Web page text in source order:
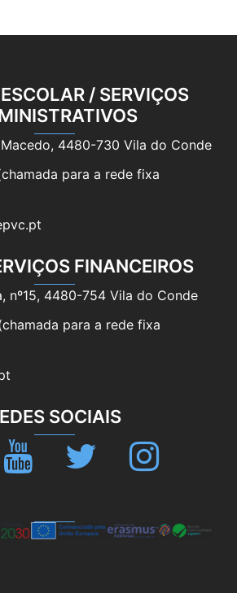
/ SERVIÇOS
4480-730 Vila do Conde
para a rede fixa
FINANCEIROS
nº15, 4480-754 Vila do Conde
para a rede fixa
SOCIAIS
Youtube Twitter Instagram